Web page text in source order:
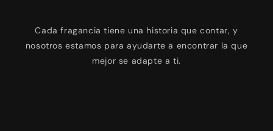
Cada fragancia tiene una historia que contar, y
nosotros estamos para ayudarte a encontrar la que
mejor se adapte a ti.